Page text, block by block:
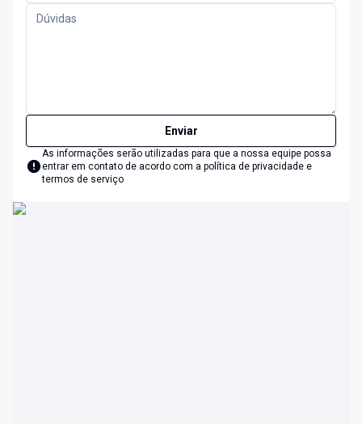
Enviar
As informações serão utilizadas para que a nossa equipe possa
entrar em contato de acordo com a política de privacidade e
termos de serviço